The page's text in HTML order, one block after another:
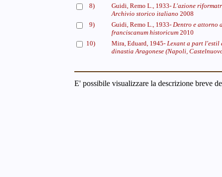
8)
Guidi, Remo L., 1933- L'azione
Archivio storico italiano 2008
9)
Guidi, Remo L., 1933- Dentro e attorno
franciscanum historicum 2010
10)
Mira, Eduard, 1945- Lexant a part l'estil
dinastia Aragonese (Napoli,
E' possibile visualizzare la descrizione breve